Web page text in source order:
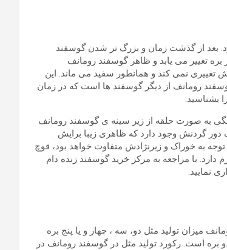
بعد از گذشت زمان و بزرگ تر شدن گوسفند
تغییر می یابد و ظاهر گوسفند رومانف
نمی کند و همانطور سفید می ماند. این
رومانف از دیگر گوسفند ها است که در زمان
بشناسید.
به صورت حلقه از زیر سینه ی گوسفند رومانف
گردنش وجود دارد که ظاهری زیبا برایش
به خوراک و زیرنژادش متفاوت خواهد بود، قوچ
50 تا 80 کیلو گرم و گوسفند رومانف وزنی حدود 50 کیلو گرم دارد. با مراجعه به مرکز خرید گوسفند زنده دام
نمایید.
میزان تولید مثل دو، سه ، چهار و یا پنج بره
بره است. رکورد تولید مثل در گوسفند رومانف در